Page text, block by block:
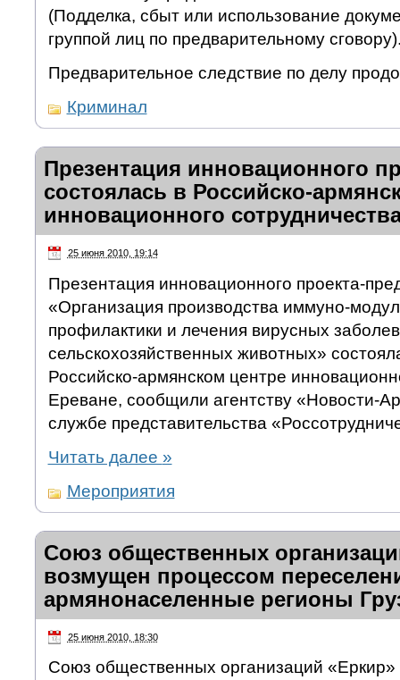
(Подделка, сбыт или использование
группой лиц по предварительному
Предварительное следствие по делу
Криминал
Презентация инновационного
состоялась в Российско-
инновационного
25 июня 2010, 19:14
Презентация инновационного проекта-
«Организация производства иммуно-
профилактики и лечения вирусных
сельскохозяйственных животных»
Российско-армянском центре
Ереване, сообщили агентству «Новости-
службе представительства
Читать далее »
Мероприятия
Союз общественных
возмущен процессом
армянонаселенные регионы
25 июня 2010, 18:30
Союз общественных организаций «Еркир»